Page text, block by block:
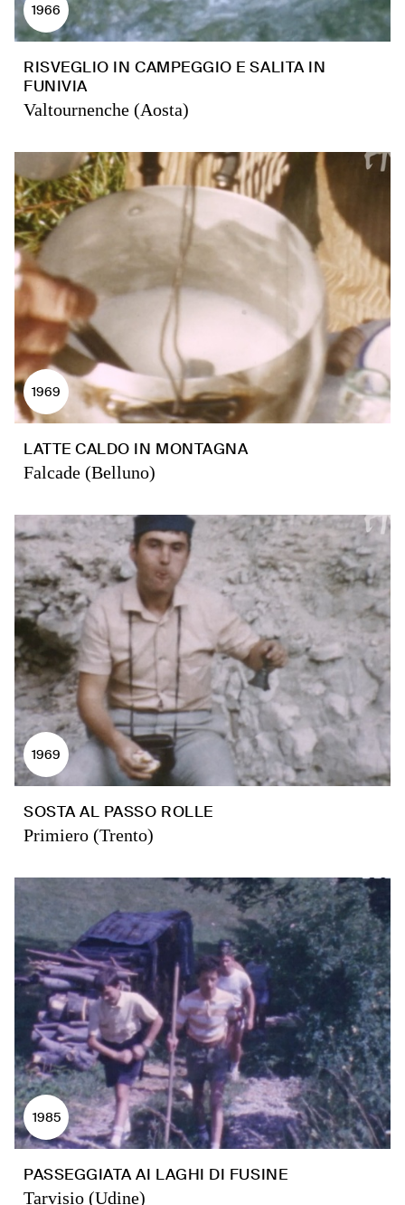
1966
RISVEGLIO IN CAMPEGGIO E SALITA IN
FUNIVIA
Valtournenche (Aosta)
1969
LATTE CALDO IN MONTAGNA
Falcade (Belluno)
1969
SOSTA AL PASSO ROLLE
Primiero (Trento)
1985
PASSEGGIATA AI LAGHI DI FUSINE
Tarvisio (Udine)